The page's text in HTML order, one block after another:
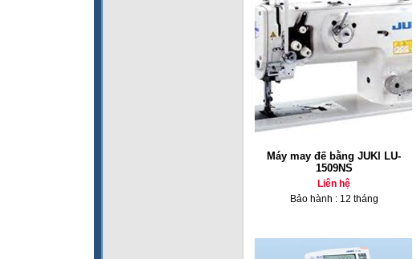
Máy may đế bằng JUKI LU-
1509NS
Liên hệ
Bảo hành : 12 tháng